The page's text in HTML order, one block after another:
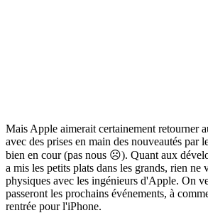
Mais Apple aimerait certainement retourner
avec des prises en main des nouveautés par
bien en cour (pas nous ☹️). Quant aux
a mis les petits plats dans les grands, rien ne
physiques avec les ingénieurs d'Apple. On
passeront les prochains événements, à
rentrée pour l'iPhone.